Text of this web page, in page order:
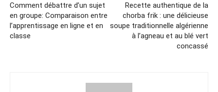
Comment débattre d’un sujet
en groupe: Comparaison entre
l’apprentissage en ligne et en
classe
Recette authentique de la
chorba frik : une délicieuse
soupe traditionnelle algérienne
à l’agneau et au blé vert
concassé